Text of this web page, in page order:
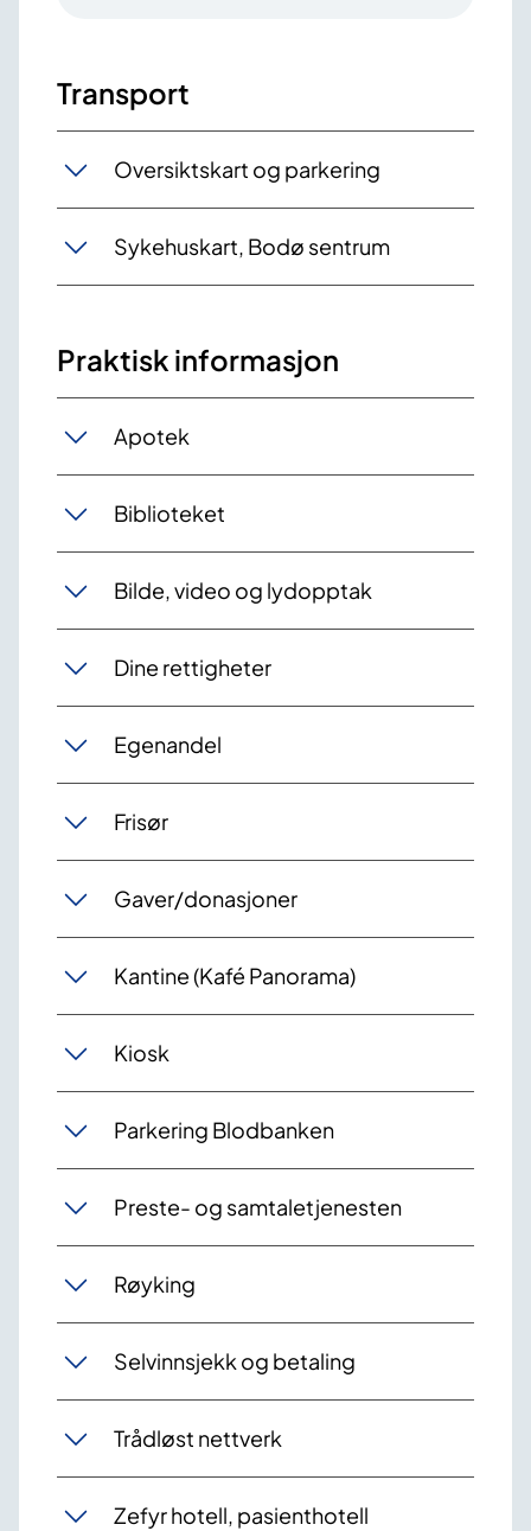
Transport
Oversiktskart og parkering
Sykehuskart, Bodø sentrum
Praktisk informasjon
Apotek
Biblioteket
Bilde, video og lydopptak
Dine rettigheter
Egenandel
Frisør
Gaver/donasjoner
Kantine (Kafé Panorama)
Kiosk
Parkering Blodbanken
Preste- og samtaletjenesten
Røyking
Selvinnsjekk og betaling
Trådløst nettverk
Zefyr hotell, pasienthotell